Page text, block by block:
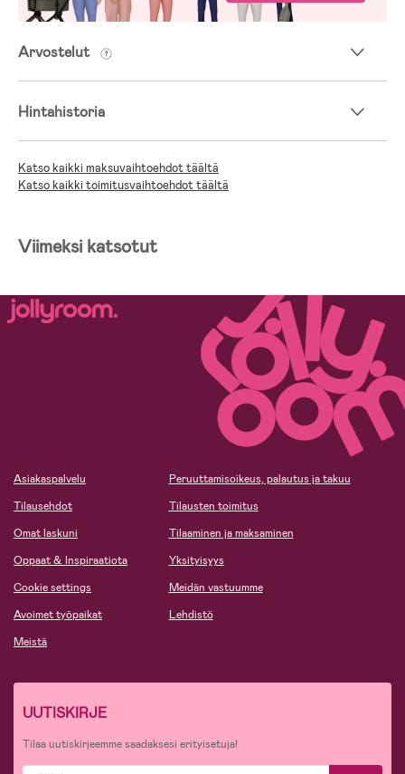
Arvostelut
Hintahistoria
Katso kaikki maksuvaihtoehdot täältä
Katso kaikki toimitusvaihtoehdot täältä
Viimeksi katsotut
Asiakaspalvelu
Tilausehdot
Omat laskuni
Oppaat & Inspiraatiota
Cookie settings
Avoimet työpaikat
Meistä
Peruuttamisoikeus, palautus ja takuu
Tilausten toimitus
Tilaaminen ja maksaminen
Yksityisyys
Meidän vastuumme
Lehdistö
UUTISKIRJE
Tilaa uutiskirjeemme saadaksesi erityisetuja!